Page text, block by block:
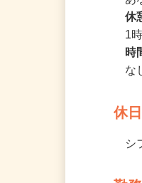
※
あ
休
1
休